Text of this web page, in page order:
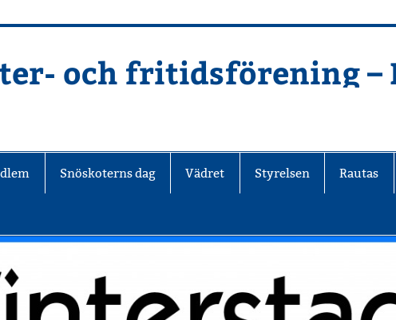
och fritidsförening –
Snöskoterns dag Vädret Styrelsen Rautas